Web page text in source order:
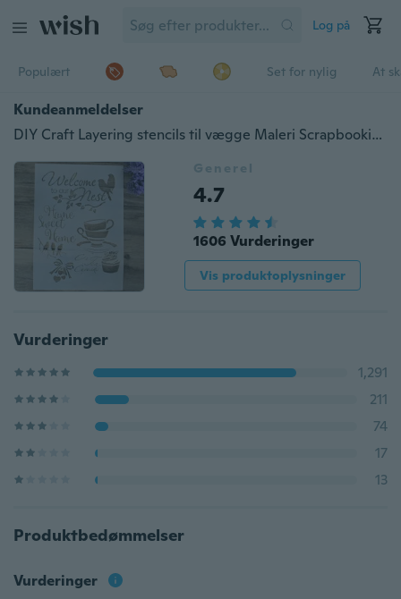
Log på
Populært Set for nylig At
Kundeanmeldelser
DIY Craft Layering stencils til vægge Maleri Scrapbooking Stamping Stamp Album Dekorativ prægning Papirkort Kaffe skabelon
Generel
4.7
1606 Vurderinger
Vis produktoplysninger
Vurderinger
1,291
211
74
17
13
Produktbedømmelser
Vurderinger